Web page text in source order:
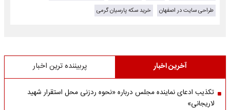
طراحی سایت در اصفهان
خرید سکه پارسیان گرمی
آخرین اخبار پربیننده ترین اخبار
تکذیب ادعای نماینده مجلس درباره «نحوه ردزنی محل استقرار شهید
لاریجانی»